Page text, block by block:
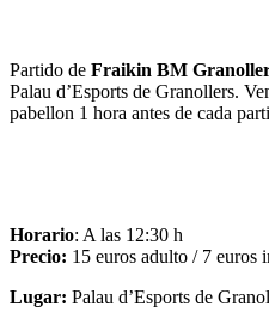
Partido de Fraikin BM
Palau d’Esports de Granollers.
pabellon 1 hora antes de cada
Horario: A las 12:30 h
Precio: 15 euros adulto / 7 euros
Lugar: Palau d’Esports de